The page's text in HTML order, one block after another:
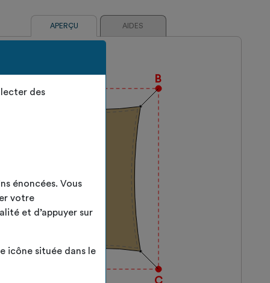
des
énoncées. Vous
votre
et d’appuyer sur
icône située dans le
APERÇU AIDES
A B
C